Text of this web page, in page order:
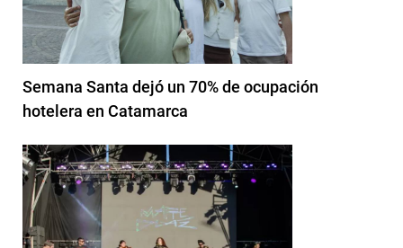
Semana Santa dejó un 70% de ocupación
hotelera en Catamarca